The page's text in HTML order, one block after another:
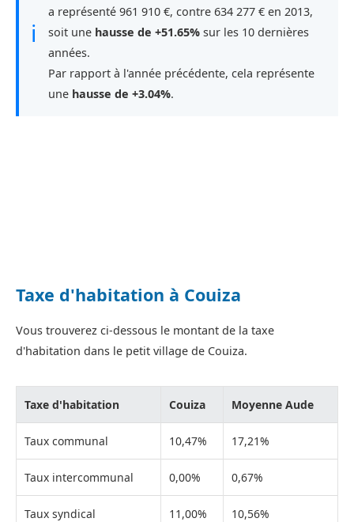
ℹ
a représenté 961 910 €, contre 634 277 € en 2013,
soit une hausse de +51.65% sur les 10 dernières
années.
Par rapport à l'année précédente, cela représente
une hausse de +3.04%.
Taxe d'habitation à Couiza
Vous trouverez ci-dessous le montant de la taxe
d'habitation dans le petit village de Couiza.
Taxe d'habitation Couiza Moyenne Aude
Taux communal 10,47% 17,21%
Taux intercommunal 0,00% 0,67%
Taux syndical 11,00% 10,56%